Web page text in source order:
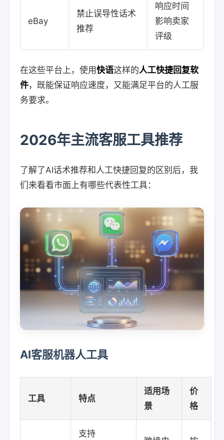
eBay
禁止误导性话术
推荐
响应时间
影响卖家
评级
在这些平台上，使用快语这样的人工快捷回复软
件，既能保证响应速度，又能满足平台的人工服
务要求。
2026年主流客服工具推荐
了解了AI话术推荐和人工快捷回复的区别后，我
们来看看市面上有哪些代表性工具：
AI客服机器人工具
工具 特点
适用场
景
价
格
支持